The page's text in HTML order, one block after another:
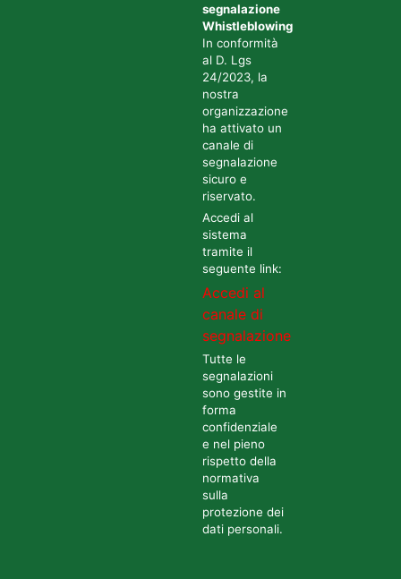
segnalazione
Whistleblowing
In conformità
al D. Lgs
24/2023, la
nostra
organizzazione
ha attivato un
canale di
segnalazione
sicuro e
riservato.
Accedi al
sistema
tramite il
seguente link:
Accedi al
canale di
segnalazione
Tutte le
segnalazioni
sono gestite in
forma
confidenziale
e nel pieno
rispetto della
normativa
sulla
protezione dei
dati personali.